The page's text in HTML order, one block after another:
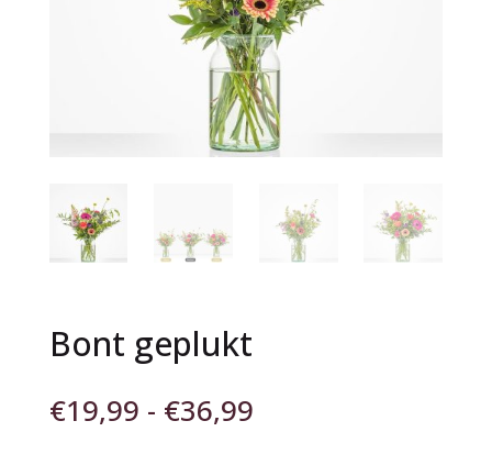
Bont geplukt
€19,99 - €36,99Prijsklasse: